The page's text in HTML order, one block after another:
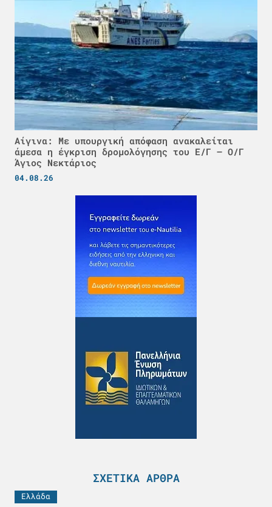
Αίγινα: Με υπουργική απόφαση ανακαλείται
άμεσα η έγκριση δρομολόγησης του Ε/Γ – Ο/Γ
Άγιος Νεκτάριος
04.08.26
ΣΧΕΤΙΚΆ ΆΡΘΡΑ
Ελλάδα